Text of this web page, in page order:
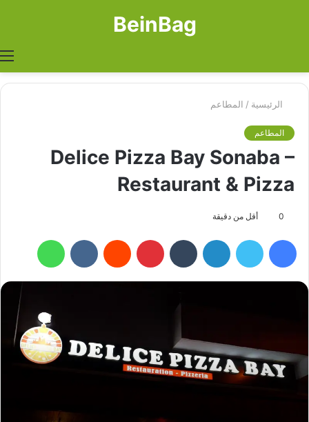
BeinBag
عن
الرئيسية / المطاعم
المطاعم
Delice Pizza Bay Sonaba –
Restaurant & Pizza
0 أقل من دقيقة
فيسبوك تويتر لينكدإن بينتيريست